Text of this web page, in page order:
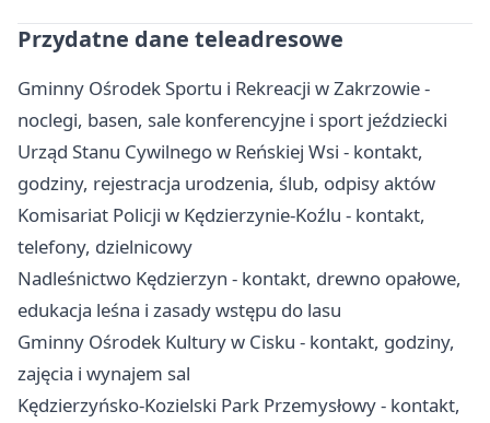
Przydatne dane teleadresowe
Gminny Ośrodek Sportu i Rekreacji w Zakrzowie -
noclegi, basen, sale konferencyjne i sport jeździecki
Urząd Stanu Cywilnego w Reńskiej Wsi - kontakt,
godziny, rejestracja urodzenia, ślub, odpisy aktów
Komisariat Policji w Kędzierzynie-Koźlu - kontakt,
telefony, dzielnicowy
Nadleśnictwo Kędzierzyn - kontakt, drewno opałowe,
edukacja leśna i zasady wstępu do lasu
Gminny Ośrodek Kultury w Cisku - kontakt, godziny,
zajęcia i wynajem sal
Kędzierzyńsko-Kozielski Park Przemysłowy - kontakt,